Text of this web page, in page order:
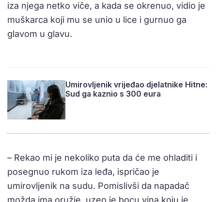
iza njega netko viče, a kada se okrenuo, vidio je
muškarca koji mu se unio u lice i gurnuo ga
glavom u glavu.
Umirovljenik vrijeđao djelatnike Hitne:
Sud ga kaznio s 300 eura
– Rekao mi je nekoliko puta da će me ohladiti i
posegnuo rukom iza leđa, ispričao je
umirovljenik na sudu. Pomislivši da napadač
možda ima oružje, uzeo je bocu vina koju je